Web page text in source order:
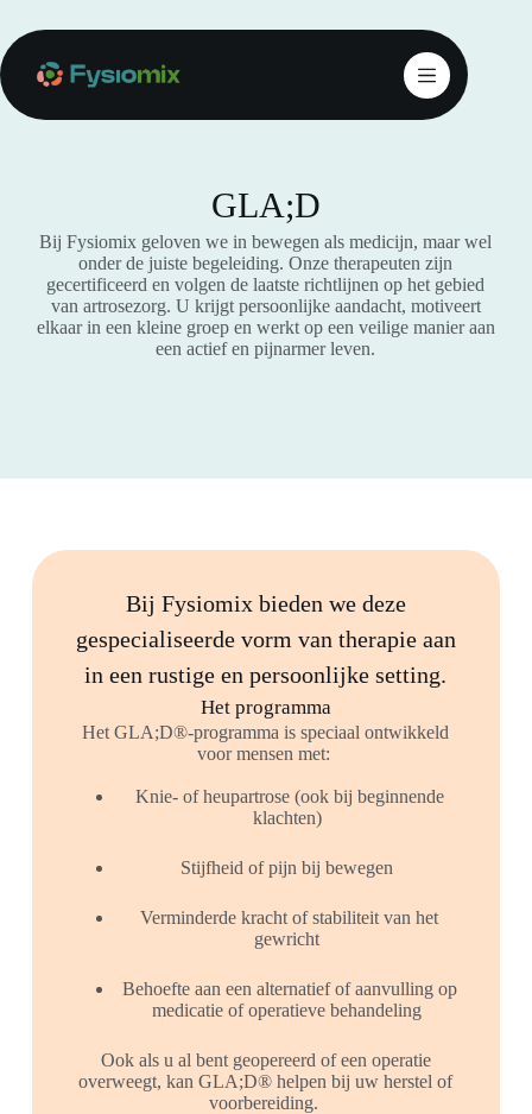
GLA;D
Bij Fysiomix geloven we in bewegen als medicijn, maar wel
onder de juiste begeleiding. Onze therapeuten zijn
gecertificeerd en volgen de laatste richtlijnen op het gebied
van artrosezorg. U krijgt persoonlijke aandacht, motiveert
elkaar in een kleine groep en werkt op een veilige manier aan
een actief en pijnarmer leven.
Bij Fysiomix bieden we deze
gespecialiseerde vorm van therapie aan
in een rustige en persoonlijke setting.
Het programma
Het GLA;D®-programma is speciaal ontwikkeld
voor mensen met:
Knie- of heupartrose (ook bij beginnende
klachten)
Stijfheid of pijn bij bewegen
Verminderde kracht of stabiliteit van het
gewricht
Behoefte aan een alternatief of aanvulling op
medicatie of operatieve behandeling
Ook als u al bent geopereerd of een operatie
overweegt, kan GLA;D® helpen bij uw herstel of
voorbereiding.